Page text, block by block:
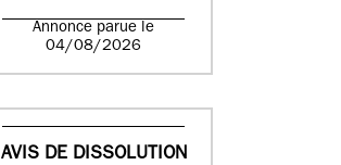
Annonce parue le
04/08/2026
AVIS DE DISSOLUTION